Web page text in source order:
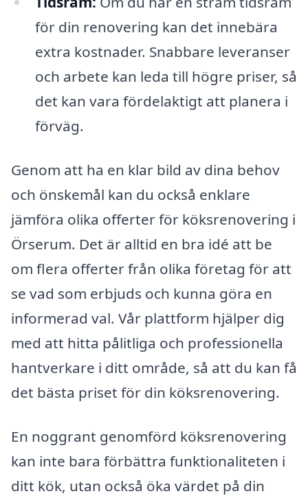
för din renovering kan det innebära
extra kostnader. Snabbare leveranser
och arbete kan leda till högre priser, så
det kan vara fördelaktigt att planera i
förväg.
Genom att ha en klar bild av dina behov
och önskemål kan du också enklare
jämföra olika offerter för köksrenovering i
Örserum. Det är alltid en bra idé att be
om flera offerter från olika företag för att
se vad som erbjuds och kunna göra en
informerad val. Vår plattform hjälper dig
med att hitta pålitliga och professionella
hantverkare i ditt område, så att du kan få
det bästa priset för din köksrenovering.
En noggrant genomförd köksrenovering
kan inte bara förbättra funktionaliteten i
ditt kök, utan också öka värdet på din